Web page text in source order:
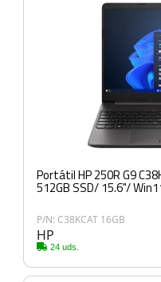
Portátil HP 250R G9
512GB SSD/ 15.6"/
P/N: C38KCAT 16GB
HP
24 uds.